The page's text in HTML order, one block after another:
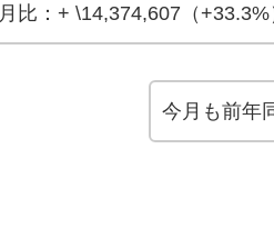
比：+ \14,374,607（+33.3%
今月も前年